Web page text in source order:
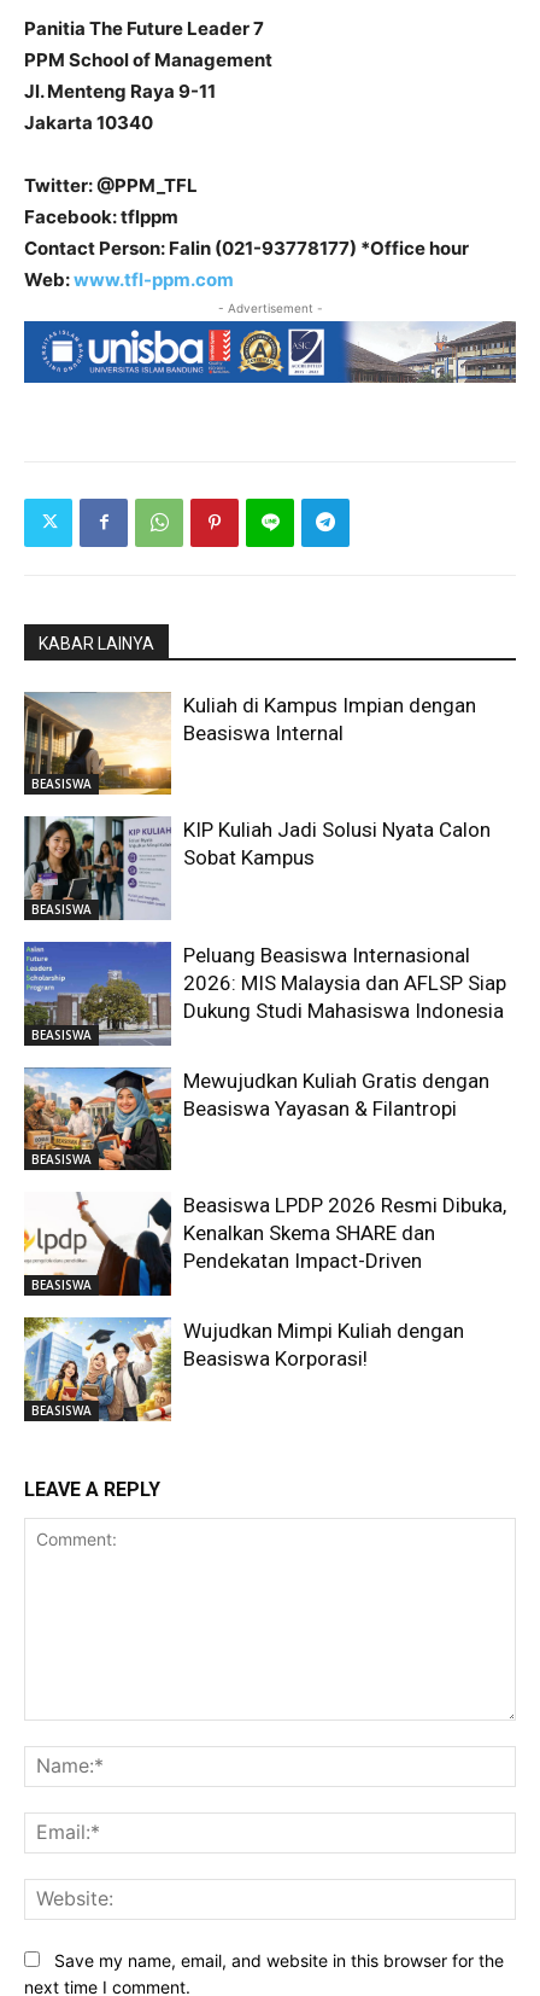
Panitia The Future Leader 7
PPM School of Management
Jl. Menteng Raya 9-11
Jakarta 10340
Twitter: @PPM_TFL
Facebook: tflppm
Contact Person: Falin (021-93778177) *Office hour
Web:www.tfl-ppm.com
- Advertisement -
KABAR LAINYA
BEASISWA
Kuliah di Kampus Impian dengan
Beasiswa Internal
BEASISWA
KIP Kuliah Jadi Solusi Nyata Calon
Sobat Kampus
BEASISWA
Peluang Beasiswa Internasional
2026: MIS Malaysia dan AFLSP Siap
Dukung Studi Mahasiswa Indonesia
BEASISWA
Mewujudkan Kuliah Gratis dengan
Beasiswa Yayasan & Filantropi
BEASISWA
Beasiswa LPDP 2026 Resmi Dibuka,
Kenalkan Skema SHARE dan
Pendekatan Impact-Driven
BEASISWA
Wujudkan Mimpi Kuliah dengan
Beasiswa Korporasi!
LEAVE A REPLY
Save my name, email, and website in this browser for the
next time I comment.